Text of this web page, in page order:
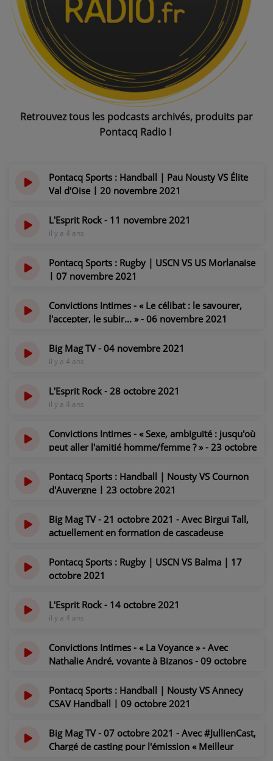
NOS PROGRAMMES COURTS
ARCHIVES - SAISONS PASSÉES
VOS ÉMISSIONS EN IMAGES
PHOTOS
ANNONCEURS & ESPACE PRO
VOTRE PUBLICITÉ SUR PONTACQ RADIO
L'INFORMATION
EN QUOI ÇA CONSISTE ?
JEUX CONCOURS
VENEZ DANS LE PUBLIC !
CRÉATIONS AUDIOVISUELLES
VIDÉOS | L’ŒIL DE L'OIE
VIDÉOS | JEUX
PARTENAIRES
Retrouvez tous les podcasts archivés, produits par
Pontacq Radio !
Pontacq Sports : Handball | Pau Nousty VS Élite
Val d'Oise | 20 novembre 2021
L'Esprit Rock - 11 novembre 2021
il y a 4 ans
Pontacq Sports : Rugby | USCN VS US Morlanaise
| 07 novembre 2021
Convictions Intimes - « Le célibat : le savourer,
l'accepter, le subir... » - 06 novembre 2021
Big Mag TV - 04 novembre 2021
il y a 4 ans
L'Esprit Rock - 28 octobre 2021
il y a 4 ans
Convictions Intimes - « Sexe, ambiguïté : jusqu'où
peut aller l'amitié homme/femme ? » - 23 octobre
il y a 4 ans
Pontacq Sports : Handball | Nousty VS Cournon
d'Auvergne | 23 octobre 2021
Big Mag TV - 21 octobre 2021 - Avec Birgui Tall,
actuellement en formation de cascadeuse
il y a 4 ans
Pontacq Sports : Rugby | USCN VS Balma | 17
octobre 2021
L'Esprit Rock - 14 octobre 2021
il y a 4 ans
Convictions Intimes - « La Voyance » - Avec
Nathalie André, voyante à Bizanos - 09 octobre
il y a 4 ans
Pontacq Sports : Handball | Nousty VS Annecy
CSAV Handball | 09 octobre 2021
Big Mag TV - 07 octobre 2021 - Avec #JullienCast,
Chargé de casting pour l'émission « Meilleur